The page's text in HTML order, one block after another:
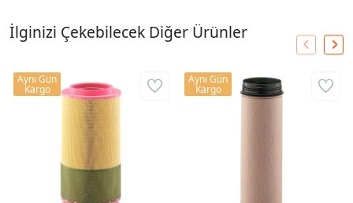
İlginizi Çekebilecek Diğer Ürünler
Aynı Gün
Kargo
Aynı Gün
Kargo